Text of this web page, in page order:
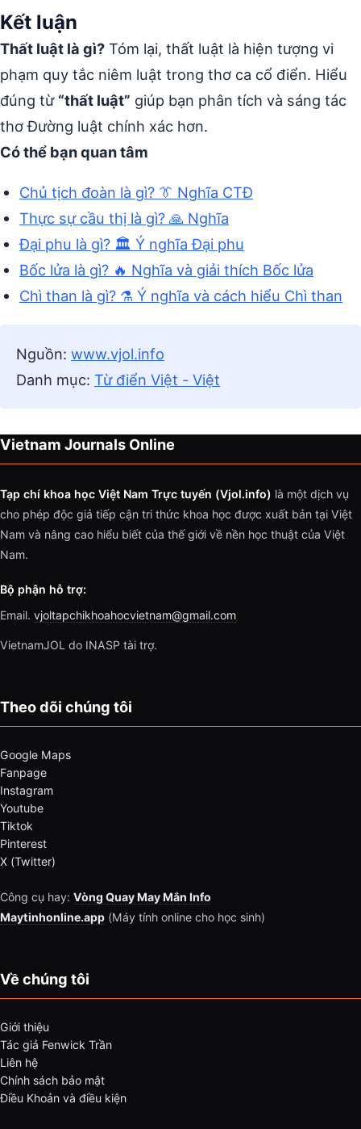
Kết luận
Thất luật là gì? Tóm lại, thất luật là hiện tượng vi
phạm quy tắc niêm luật trong thơ ca cổ điển. Hiểu
đúng từ “thất luật” giúp bạn phân tích và sáng tác
thơ Đường luật chính xác hơn.
Có thể bạn quan tâm
Chủ tịch đoàn là gì? 👔 Nghĩa CTĐ
Thực sự cầu thị là gì? 🙏 Nghĩa
Đại phu là gì? 🏛️ Ý nghĩa Đại phu
Bốc lửa là gì? 🔥 Nghĩa và giải thích Bốc lửa
Chì than là gì? ⚗️ Ý nghĩa và cách hiểu Chì than
Nguồn: www.vjol.info
Danh mục: Từ điển Việt - Việt
Vietnam Journals Online
Tạp chí khoa học Việt Nam Trực tuyến (Vjol.info) là một dịch vụ
cho phép độc giả tiếp cận tri thức khoa học được xuất bản tại Việt
Nam và nâng cao hiểu biết của thế giới về nền học thuật của Việt
Nam.
Bộ phận hỗ trợ:
Email. vjoltapchikhoahocvietnam@gmail.com
VietnamJOL do INASP tài trợ.
Theo dõi chúng tôi
Google Maps
Fanpage
Instagram
Youtube
Tiktok
Pinterest
X (Twitter)
Công cụ hay: Vòng Quay May Mắn Info
Maytinhonline.app (Máy tính online cho học sinh)
Về chúng tôi
Giới thiệu
Tác giả Fenwick Trần
Liên hệ
Chính sách bảo mật
Điều Khoản và điều kiện